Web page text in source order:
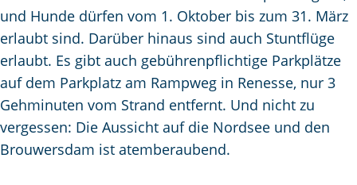
p
a
g
e
und Hunde dürfen vom 1. Oktober bis zum 31. März
erlaubt sind. Darüber hinaus sind auch Stuntflüge
erlaubt. Es gibt auch gebührenpflichtige Parkplätze
auf dem Parkplatz am Rampweg in Renesse, nur 3
Gehminuten vom Strand entfernt. Und nicht zu
vergessen: Die Aussicht auf die Nordsee und den
Brouwersdam ist atemberaubend.